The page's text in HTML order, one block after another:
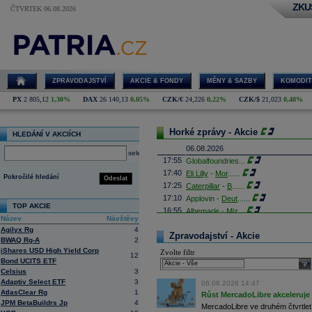
ČTVRTEK 06.08.2026
ZPRAVODAJSTVÍ AKCIE & FONDY MĚNY & SAZBY
PX 2 805,12 1,30% DAX 26 140,13 0,05% CZK/€ 24,226 0,22% CZK/$ 21,023 0,48%
HLEDÁNÍ V AKCIÍCH
select
Odeslat
Pokročilé hledání
TOP AKCIE
Název
Návštěvy
Agilyx Rg
4
BWAQ Rg-A
2
iShares USD High Yield Corp
Bond UCITS ETF
12
Celsius
3
Adaptiv Select ETF
3
AtlasClear Rg
1
JPM BetaBuildrs Jp
4
Horké zprávy - Akcie
06.08.2026
17:55 Globalfoundries
17:40 Eli Lilly - Mor......
17:25 Caterpillar - B
17:10 Applovin - Deut
16:55 Albemarle - Miz...
propadl do ztráty 8,8 milionu
Obrat společnosti se loni meziročně
16:41 AMD
16:26
Britské úřady schválily plánované
Britská vláda dnes oznámila, že
které rozptýlily obavy ministryně
16:26
Objem obchodů s akciemi na
Zpravodajství - Akcie
Zvolte filtr
06.08.2026 14:47
Růst MercadoLibre
MercadoLibre ve druhém